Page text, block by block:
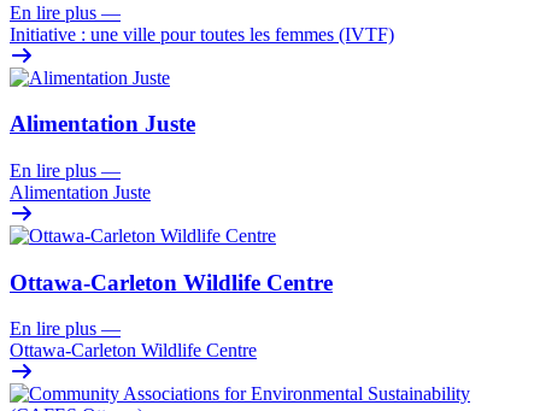
En lire plus —
Initiative : une ville pour toutes les femmes (IVTF)
Alimentation Juste
En lire plus —
Alimentation Juste
Ottawa-Carleton Wildlife Centre
En lire plus —
Ottawa-Carleton Wildlife Centre